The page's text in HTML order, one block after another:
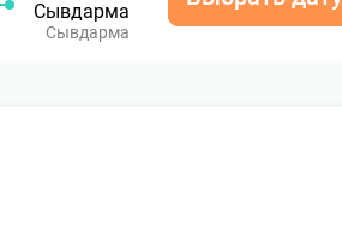
Сывдарма
Сывдарма